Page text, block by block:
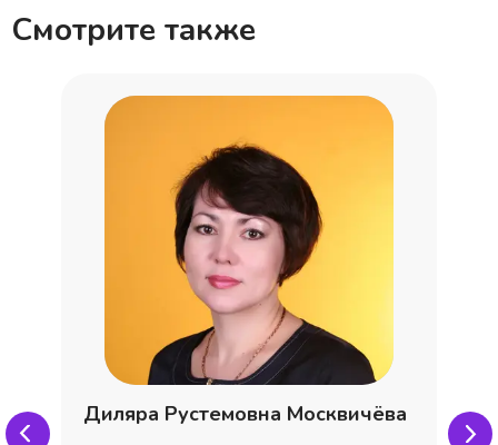
Смотрите также
Диляра Рустемовна Москвичёва